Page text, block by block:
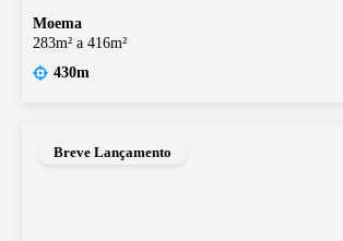
Moema
283m² a 416m²
430m
Breve Lançamento